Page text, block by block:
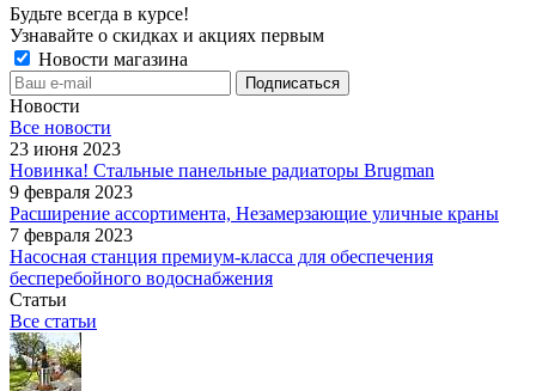
Будьте всегда в курсе!
Узнавайте о скидках и акциях первым
Новости магазина
Новости
Все новости
23 июня 2023
Новинка! Стальные панельные радиаторы Brugman
9 февраля 2023
Расширение ассортимента, Незамерзающие уличные краны
7 февраля 2023
Насосная станция премиум-класса для обеспечения
бесперебойного водоснабжения
Статьи
Все статьи